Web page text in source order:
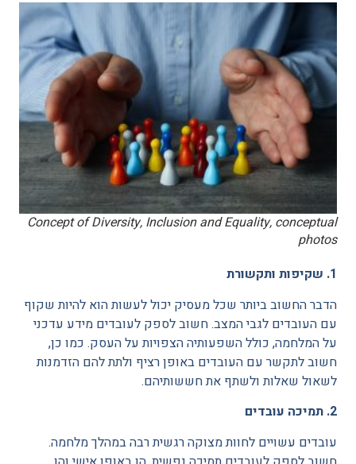
Concept of Diversity, Inclusion and Equality, conceptual
photos
1. שקיפות ותקשורת
הדבר החשוב ביותר שכל מעסיק יכול לעשות הוא להיות שקוף
עם העובדים לגבי המצב. חשוב לספק לעובדים מידע עדכני
על המלחמה, כולל השפעותיה הצפויות על העסק. כמו כן,
חשוב לתקשר עם העובדים באופן רציף ולתת להם הזדמנות
לשאול שאלות ולשתף את חששותיהם.
2. תמיכה עובדים
עובדים עשויים לחוות מצוקה רגשית רבה במהלך מלחמה.